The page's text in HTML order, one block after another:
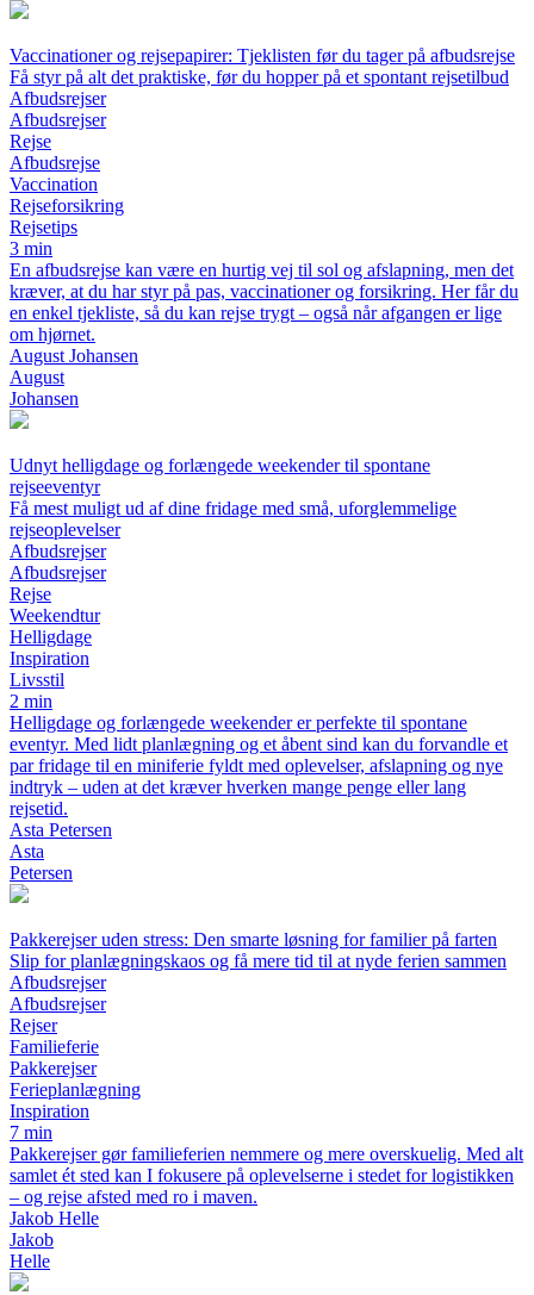
Vaccinationer og rejsepapirer: Tjeklisten før du tager på afbudsrejse
Få styr på alt det praktiske, før du hopper på et spontant rejsetilbud
Afbudsrejser
Afbudsrejser
Rejse
Afbudsrejse
Vaccination
Rejseforsikring
Rejsetips
3 min
En afbudsrejse kan være en hurtig vej til sol og afslapning, men det
kræver, at du har styr på pas, vaccinationer og forsikring. Her får du
en enkel tjekliste, så du kan rejse trygt – også når afgangen er lige
om hjørnet.
August Johansen
August
Johansen
Udnyt helligdage og forlængede weekender til spontane
rejseeventyr
Få mest muligt ud af dine fridage med små, uforglemmelige
rejseoplevelser
Afbudsrejser
Afbudsrejser
Rejse
Weekendtur
Helligdage
Inspiration
Livsstil
2 min
Helligdage og forlængede weekender er perfekte til spontane
eventyr. Med lidt planlægning og et åbent sind kan du forvandle et
par fridage til en miniferie fyldt med oplevelser, afslapning og nye
indtryk – uden at det kræver hverken mange penge eller lang
rejsetid.
Asta Petersen
Asta
Petersen
Pakkerejser uden stress: Den smarte løsning for familier på farten
Slip for planlægningskaos og få mere tid til at nyde ferien sammen
Afbudsrejser
Afbudsrejser
Rejser
Familieferie
Pakkerejser
Ferieplanlægning
Inspiration
7 min
Pakkerejser gør familieferien nemmere og mere overskuelig. Med alt
samlet ét sted kan I fokusere på oplevelserne i stedet for logistikken
– og rejse afsted med ro i maven.
Jakob Helle
Jakob
Helle